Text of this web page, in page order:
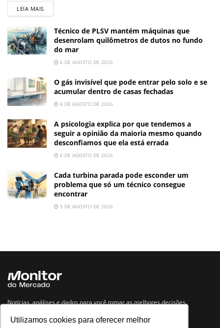
Utilizamos cookies para oferecer melhor
LEIA MAIS
Técnico de PLSV mantém máquinas que
desenrolam quilômetros de dutos no fundo
do mar
6 DE AGOSTO DE 2026
O gás invisível que pode entrar pelo solo e se
acumular dentro de casas fechadas
6 DE AGOSTO DE 2026
A psicologia explica por que tendemos a
seguir a opinião da maioria mesmo quando
desconfiamos que ela está errada
6 DE AGOSTO DE 2026
Cada turbina parada pode esconder um
problema que só um técnico consegue
encontrar
5 DE AGOSTO DE 2026
Notícias, análises e dados para você tomar as melhores decisões.
Navegue no site